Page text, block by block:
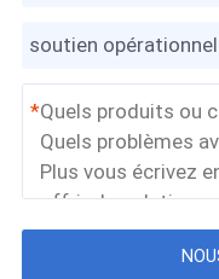
soutien opérationnel
*